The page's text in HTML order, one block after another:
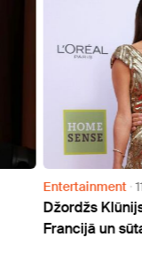
Entertainment
Džordžs
Francijā un